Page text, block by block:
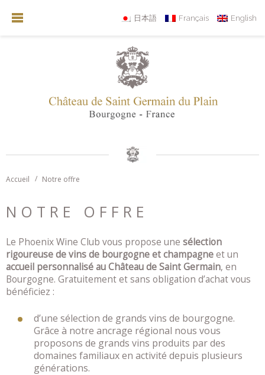
日本語 Français English
Accueil Notre offre
NOTRE OFFRE
Le Phoenix Wine Club vous propose une sélection
rigoureuse de vins de bourgogne et champagneet un
accueil personnalisé au Château de Saint Germain, en
Bourgogne. Gratuitement et sans obligation d’achat vous
bénéficiez :
d’une sélection de grands vins de bourgogne.
Grâce à notre ancrage régional nous vous
proposons de grands vins produits par des
domaines familiaux en activité depuis plusieurs
générations.